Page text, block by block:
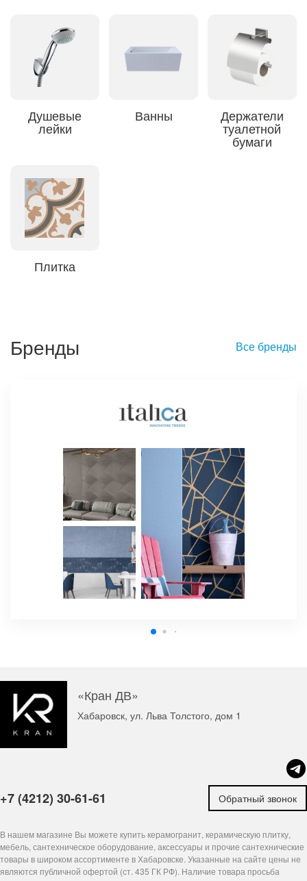
Душевые
лейки
Ванны Держатели
туалетной
бумаги
Плитка
Бренды Все бренды
«Кран ДВ»
Хабаровск, ул. Льва Толстого, дом 1
+7 (4212) 30-61-61 Обратный звонок
В нашем магазине Вы можете купить керамогранит, керамическую плитку,
мебель, сантехническое оборудование, аксессуары и прочие сантехнические
товары в широком ассортименте в Хабаровске. Указанные на сайте цены не
являются публичной офертой (ст. 435 ГК РФ). Наличие товара просьба